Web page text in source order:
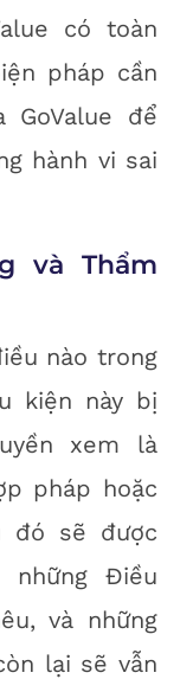
có toàn
pháp cần
để
hành vi sai
và Thẩm
nào trong
kiện này bị
xem là
pháp hoặc
đó sẽ được
Điều
và những
lại sẽ vẫn